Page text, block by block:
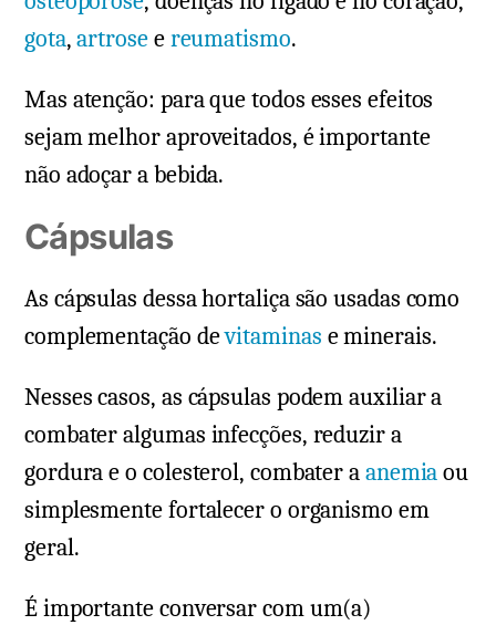
gota,artroseereumatismo.
Mas atenção: para que todos esses efeitos
sejam melhor aproveitados, é importante
não adoçar a bebida.
Cápsulas
As cápsulas dessa hortaliça são usadas como
complementação devitaminas e minerais.
Nesses casos, as cápsulas podem auxiliar a
combater algumas infecções, reduzir a
gordura e o colesterol, combater aanemiaou
simplesmente fortalecer o organismo em
geral.
É importante conversar com um(a)